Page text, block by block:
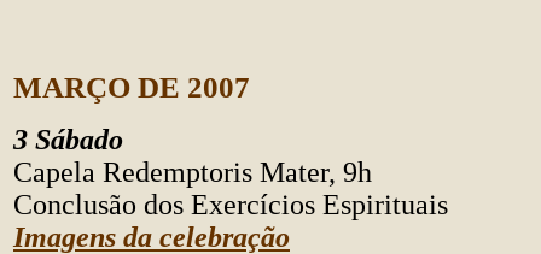
MARÇO DE 2007
3 Sábado
Capela Redemptoris Mater, 9h
Conclusão dos Exercícios Espirituais
Imagens da celebração